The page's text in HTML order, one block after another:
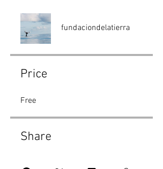
fundaciondelatierra
Price
Free
Share